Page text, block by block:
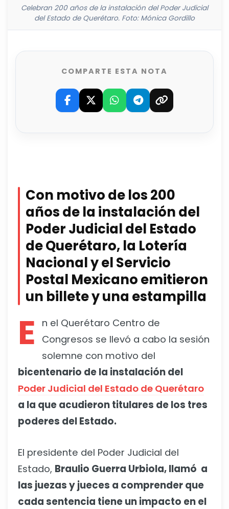
Celebran 200 años de la instalación del Poder Judicial
del Estado de Querétaro. Foto: Mónica Gordillo
COMPARTE ESTA NOTA
Con motivo de los 200
años de la instalación del
Poder Judicial del Estado
de Querétaro, la Lotería
Nacional y el Servicio
Postal Mexicano emitieron
un billete y una estampilla
E
n el Querétaro Centro de
Congresos se llevó a cabo la sesión
solemne con motivo del
bicentenario de la instalación del
Poder Judicial del Estado de Querétaro
a la que acudieron titulares de los tres
poderes del Estado.
El presidente del Poder Judicial del
Estado, Braulio Guerra Urbiola, llamó a
las juezas y jueces a comprender que
cada sentencia tiene un impacto en el